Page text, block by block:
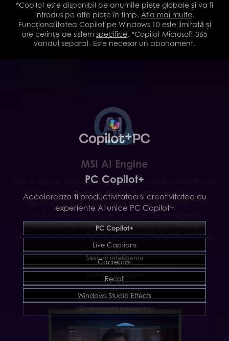
*Copilot este disponibil pe anumite piețe globale și va fi
introdus pe alte piețe în timp. Afla mai multe.
Funcționalitatea Copilot pe Windows 10 este limitată și
are cerințe de sistem specifice. *Copilot Microsoft 365
vandut separat. Este necesar un abonament.
PC Copilot+
Accelereaza-ti productivitatea si creativitatea cu
experiente AI unice PC Copilot+
PC Copilot+
Live Captions
Cocreator
Recall
Windows Studio Effects
MSI AI Engine
MSI AI Engine este capabila sa detecteze scenariile de
utilizare si sa ajusteze automat setarile hardware
pentru a obtine cea mai buna performanta. Cu
moduri si resurse simple, ajustate de inteligenta
artificiala, te vei putea concentra pe lucrurile
importante, cum ar fi creatia, munca si divertismentul.
Sesiuni inteligente
Gaming inteligent
Munca inteligenta
Divertisment inteligent